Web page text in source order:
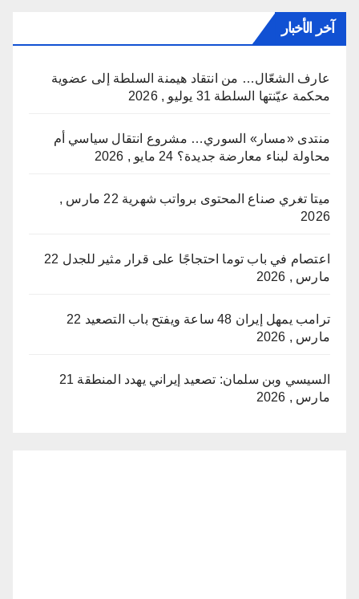
آخر الأخبار
عارف الشعّال… من انتقاد هيمنة السلطة إلى عضوية
محكمة عيّنتها السلطة 31 يوليو , 2026
منتدى «مسار» السوري… مشروع انتقال سياسي أم
محاولة لبناء معارضة جديدة؟ 24 مايو , 2026
ميتا تغري صناع المحتوى برواتب شهرية
22 مارس ,
2026
اعتصام في باب توما احتجاجًا على قرار مثير للجدل 22
مارس , 2026
ترامب يمهل إيران 48 ساعة ويفتح باب التصعيد
22
مارس , 2026
السيسي وبن سلمان: تصعيد إيراني يهدد المنطقة 21
مارس , 2026